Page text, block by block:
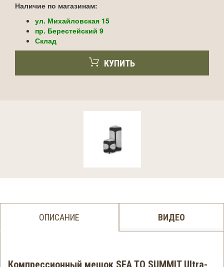
Наличие по магазинам:
ул. Михайловская 15
пр. Берестейский 9
Склад
КУПИТЬ
ОПИСАНИЕ ВИДЕО